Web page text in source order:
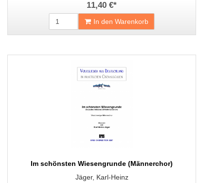
11,40 €*
In den Warenkorb
Im schönsten Wiesengrunde (Männerchor)
Jäger, Karl-Heinz